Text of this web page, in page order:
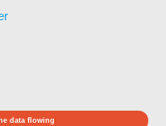
data flowing